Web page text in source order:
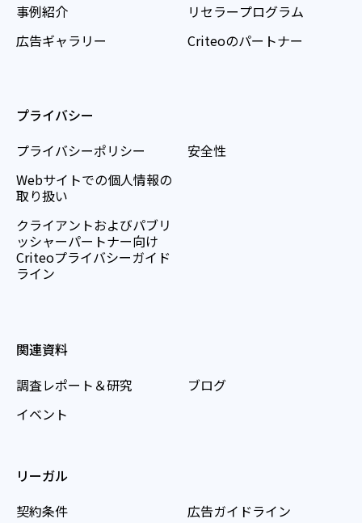
事例紹介
広告ギャラリー
リセラープログラム
Criteoのパートナー
プライバシー
プライバシーポリシー
Webサイトでの個人情報の
取り扱い
クライアントおよびパブリ
ッシャーパートナー向け
Criteoプライバシーガイド
ライン
安全性
関連資料
調査レポート＆研究
イベント
ブログ
リーガル
契約条件
広告ガイドライン